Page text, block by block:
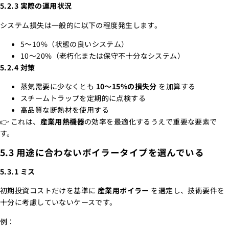
5.2.3 実際の運用状況
システム損失は一般的に以下の程度発生します。
5～10%（状態の良いシステム）
10～20%（老朽化または保守不十分なシステム）
5.2.4 対策
蒸気需要に少なくとも 10～15%の損失分 を加算する
スチームトラップを定期的に点検する
高品質な断熱材を使用する
👉 これは、 産業用熱機器の効率を最適化するうえで重要な要素で
す。
5.3 用途に合わないボイラータイプを選んでいる
5.3.1 ミス
初期投資コストだけを基準に 産業用ボイラー を選定し、技術要件を
十分に考慮していないケースです。
例：